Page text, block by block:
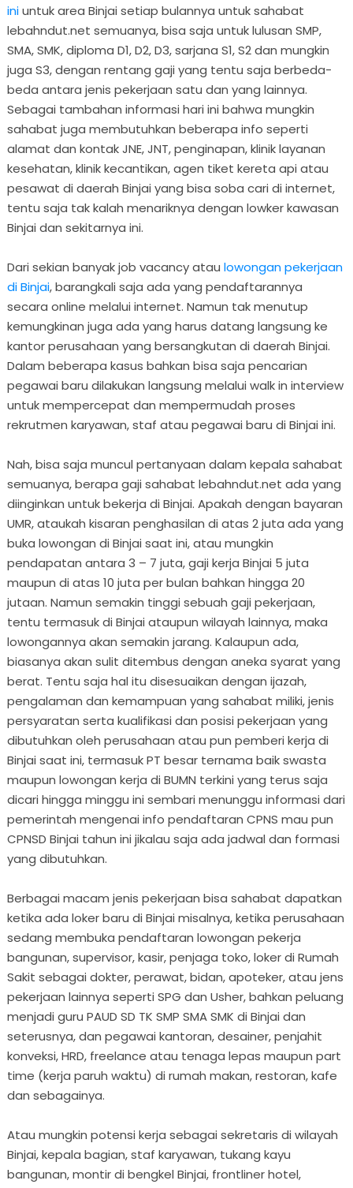
iniuntuk area Binjai setiap bulannya untuk sahabat
lebahndut.net semuanya, bisa saja untuk lulusan SMP,
SMA, SMK, diploma D1, D2, D3, sarjana S1, S2 dan mungkin
juga S3, dengan rentang gaji yang tentu saja berbeda-
beda antara jenis pekerjaan satu dan yang lainnya.
Sebagai tambahan informasi hari ini bahwa mungkin
sahabat juga membutuhkan beberapa info seperti
alamat dan kontak JNE, JNT, penginapan, klinik layanan
kesehatan, klinik kecantikan, agen tiket kereta api atau
pesawat di daerah Binjai yang bisa soba cari di internet,
tentu saja tak kalah menariknya dengan lowker kawasan
Binjai dan sekitarnya ini.
Dari sekian banyak job vacancy atau lowongan pekerjaan
di Binjai, barangkali saja ada yang pendaftarannya
secara online melalui internet. Namun tak menutup
kemungkinan juga ada yang harus datang langsung ke
kantor perusahaan yang bersangkutan di daerah Binjai.
Dalam beberapa kasus bahkan bisa saja pencarian
pegawai baru dilakukan langsung melalui walk in interview
untuk mempercepat dan mempermudah proses
rekrutmen karyawan, staf atau pegawai baru di Binjai ini.
Nah, bisa saja muncul pertanyaan dalam kepala sahabat
semuanya, berapa gaji sahabat lebahndut.net ada yang
diinginkan untuk bekerja di Binjai. Apakah dengan bayaran
UMR, ataukah kisaran penghasilan di atas 2 juta ada yang
buka lowongan di Binjai saat ini, atau mungkin
pendapatan antara 3 – 7 juta, gaji kerja Binjai 5 juta
maupun di atas 10 juta per bulan bahkan hingga 20
jutaan. Namun semakin tinggi sebuah gaji pekerjaan,
tentu termasuk di Binjai ataupun wilayah lainnya, maka
lowongannya akan semakin jarang. Kalaupun ada,
biasanya akan sulit ditembus dengan aneka syarat yang
berat. Tentu saja hal itu disesuaikan dengan ijazah,
pengalaman dan kemampuan yang sahabat miliki, jenis
persyaratan serta kualifikasi dan posisi pekerjaan yang
dibutuhkan oleh perusahaan atau pun pemberi kerja di
Binjai saat ini, termasuk PT besar ternama baik swasta
maupun lowongan kerja di BUMN terkini yang terus saja
dicari hingga minggu ini sembari menunggu informasi dari
pemerintah mengenai info pendaftaran CPNS mau pun
CPNSD Binjai tahun ini jikalau saja ada jadwal dan formasi
yang dibutuhkan.
Berbagai macam jenis pekerjaan bisa sahabat dapatkan
ketika ada loker baru di Binjai misalnya, ketika perusahaan
sedang membuka pendaftaran lowongan pekerja
bangunan, supervisor, kasir, penjaga toko, loker di Rumah
Sakit sebagai dokter, perawat, bidan, apoteker, atau jens
pekerjaan lainnya seperti SPG dan Usher, bahkan peluang
menjadi guru PAUD SD TK SMP SMA SMK di Binjai dan
seterusnya, dan pegawai kantoran, desainer, penjahit
konveksi, HRD, freelance atau tenaga lepas maupun part
time (kerja paruh waktu) di rumah makan, restoran, kafe
dan sebagainya.
Atau mungkin potensi kerja sebagai sekretaris di wilayah
Binjai, kepala bagian, staf karyawan, tukang kayu
bangunan, montir di bengkel Binjai, frontliner hotel,